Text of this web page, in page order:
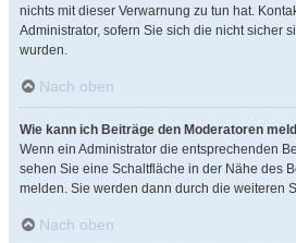
nichts mit dieser Verwarnung zu tun hat.
Administrator, sofern Sie sich die nicht sicher
wurden.
Nach oben
Wie kann ich Beiträge den Moderatoren
Wenn ein Administrator die entsprechenden
sehen Sie eine Schaltfläche in der Nähe des
melden. Sie werden dann durch die weiteren
Nach oben